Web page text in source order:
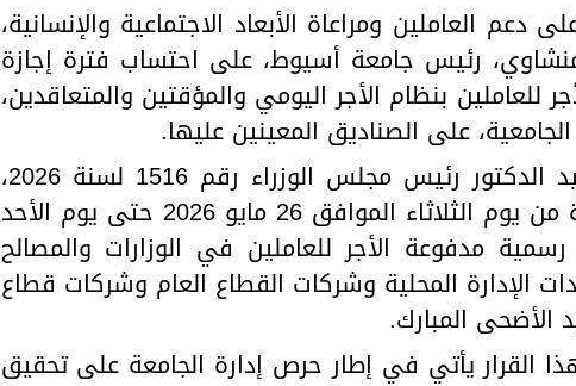
العاملين ومراعاة الأبعاد الاجتماعية والإنسانية،
رئيس جامعة أسيوط، على احتساب فترة إجازة
للعاملين بنظام الأجر اليومي والمؤقتين والمتعاقدين،
على الصناديق المعينين عليها.
ويأتي ذلك في ضوء قرار السيد الدكتور رئيس مجلس الوزراء رقم 1516 لسنة 2026،
والذي نص على أن تكون الفترة من يوم الثلاثاء الموافق 26 مايو 2026 حتى يوم الأحد
31 مايو 2026 إجازة رسمية مدفوعة الأجر للعاملين في الوزارات والمصالح
الإدارة المحلية وشركات القطاع العام وشركات قطاع
الأضحى المبارك.
القرار يأتي في إطار حرص إدارة الجامعة على تحقيق